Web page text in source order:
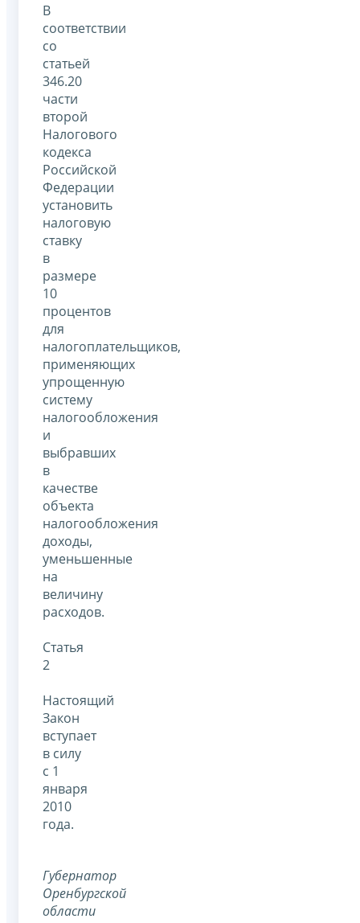
В
соответствии
со
статьей
346.20
части
второй
Налогового
кодекса
Российской
Федерации
установить
налоговую
ставку
в
размере
10
процентов
для
налогоплательщиков,
применяющих
упрощенную
систему
налогообложения
и
выбравших
в
качестве
объекта
налогообложения
доходы,
уменьшенные
на
величину
расходов.
Статья
2
Настоящий
Закон
вступает
в силу
с 1
января
2010
года.
Губернатор
Оренбургской
области